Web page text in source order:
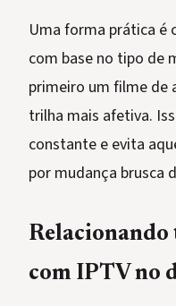
Uma forma prática é
com base no tipo de
primeiro um filme de
trilha mais afetiva.
constante e evita
por mudança brusca
Relacionando
com IPTV no